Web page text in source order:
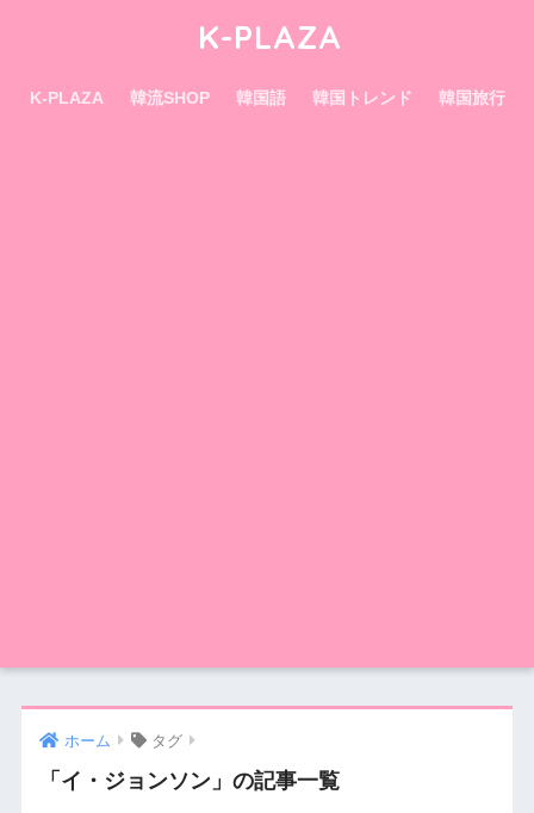
K-PLAZA
K-PLAZA 韓流SHOP 韓国語 韓国トレンド 韓国旅行
ホーム タグ
「イ・ジョンソン」の記事一覧